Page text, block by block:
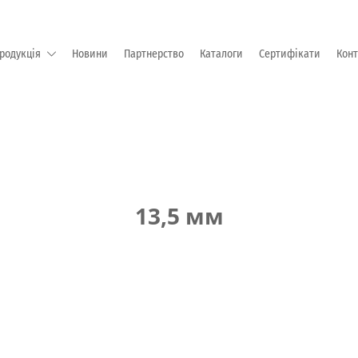
Новини Партнерство Каталоги Сертифікати
13,5 мм